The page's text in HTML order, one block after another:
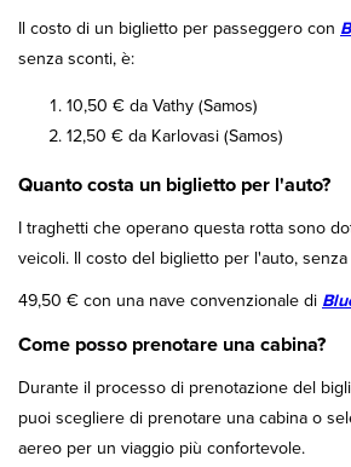
Il costo di un biglietto per passeggero con
senza sconti, è:
10,50 € da Vathy (Samos)
12,50 € da Karlovasi (Samos)
Quanto costa un biglietto per l'auto?
I traghetti che operano questa rotta sono
veicoli. Il costo del biglietto per l'auto,
49,50 € con una nave convenzionale di
Come posso prenotare una cabina?
Durante il processo di prenotazione del
puoi scegliere di prenotare una cabina o
aereo per un viaggio più confortevole.